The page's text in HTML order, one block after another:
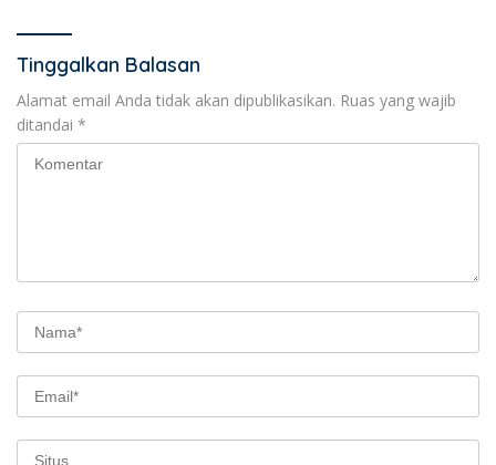
Tinggalkan Balasan
Alamat email Anda tidak akan dipublikasikan. Ruas yang wajib
ditandai *